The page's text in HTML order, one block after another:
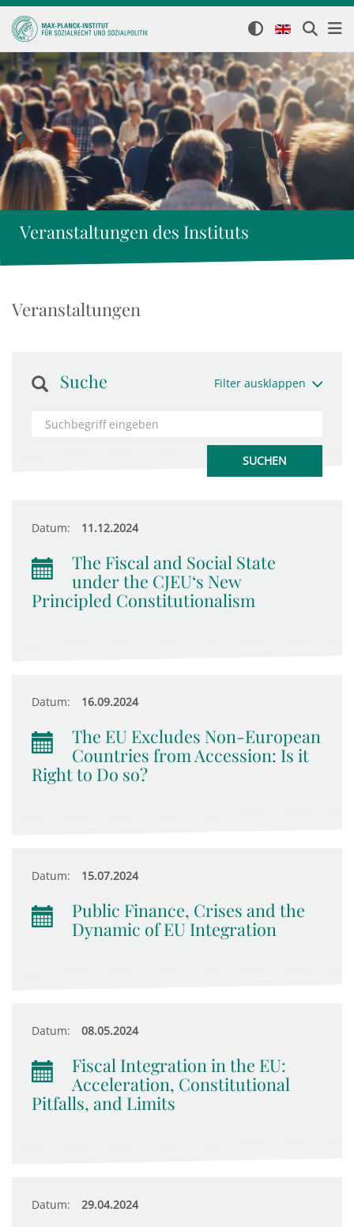
Veranstaltungen des Instituts
Veranstaltungen
Suche Filter ausklappen
Datum: 11.12.2024
The Fiscal and Social State
under the CJEU‘s New
Principled Constitutionalism
Datum: 16.09.2024
The EU Excludes Non-European
Countries from Accession: Is it
Right to Do so?
Datum: 15.07.2024
Public Finance, Crises and the
Dynamic of EU Integration
Datum: 08.05.2024
Fiscal Integration in the EU:
Acceleration, Constitutional
Pitfalls, and Limits
Datum: 29.04.2024